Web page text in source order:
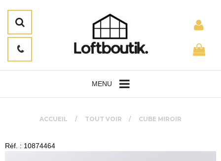
MENU
ACCUEIL TOUT VOIR CUBE MIROIR
Réf. : 10874464